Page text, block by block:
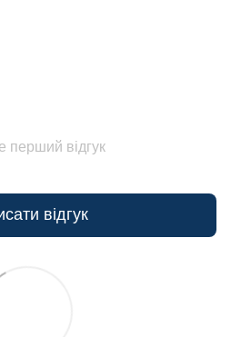
перший відгук
відгук